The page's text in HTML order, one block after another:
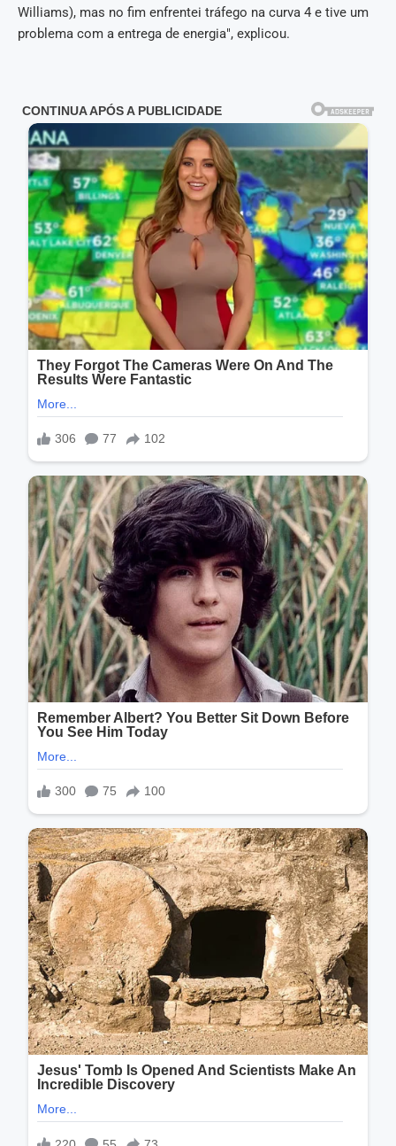
Williams), mas no fim enfrentei tráfego na curva 4 e tive um
problema com a entrega de energia", explicou.